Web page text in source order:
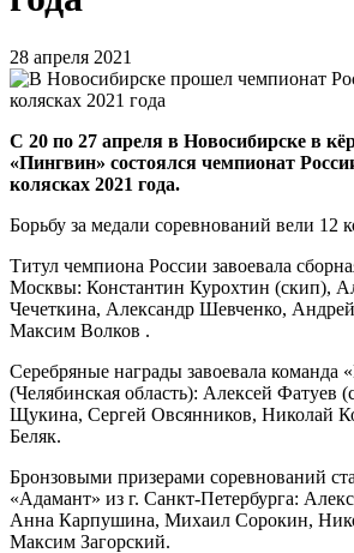
28 апреля 2021
С 20 по 27 апреля в Новосибирске в
«Пингвин» состоялся чемпионат
колясках 2021 года.
Борьбу за медали соревнований вели 12
Титул чемпиона России завоевала
Москвы: Константин Курохтин (скип),
Чечеткина, Александр Шевченко,
Максим Волков .
Серебряные награды завоевала команда
(Челябинская область): Алексей Фатуев
Щукина, Сергей Овсянников, Николай
Беляк.
Бронзовыми призерами соревнований
«Адамант» из г. Санкт-Петербурга:
Анна Карпушина, Михаил Сорокин,
Максим Загорский.